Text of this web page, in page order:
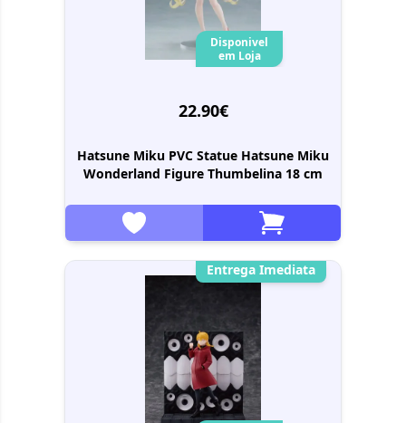
Disponivel
em Loja
22.90€
Hatsune Miku PVC Statue Hatsune Miku
Wonderland Figure Thumbelina 18 cm
Entrega Imediata